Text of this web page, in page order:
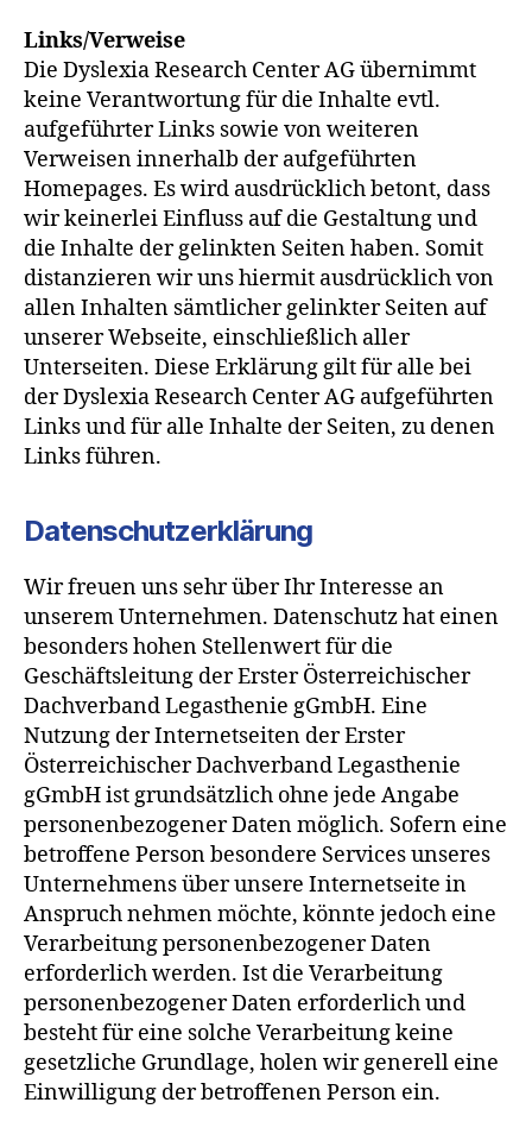
Links/Verweise
Die Dyslexia Research Center AG übernimmt
keine Verantwortung für die Inhalte evtl.
aufgeführter Links sowie von weiteren
Verweisen innerhalb der aufgeführten
Homepages. Es wird ausdrücklich betont, dass
wir keinerlei Einfluss auf die Gestaltung und
die Inhalte der gelinkten Seiten haben. Somit
distanzieren wir uns hiermit ausdrücklich von
allen Inhalten sämtlicher gelinkter Seiten auf
unserer Webseite, einschließlich aller
Unterseiten. Diese Erklärung gilt für alle bei
der Dyslexia Research Center AG aufgeführten
Links und für alle Inhalte der Seiten, zu denen
Links führen.
Datenschutzerklärung
Wir freuen uns sehr über Ihr Interesse an
unserem Unternehmen. Datenschutz hat einen
besonders hohen Stellenwert für die
Geschäftsleitung der Erster Österreichischer
Dachverband Legasthenie gGmbH. Eine
Nutzung der Internetseiten der Erster
Österreichischer Dachverband Legasthenie
gGmbH ist grundsätzlich ohne jede Angabe
personenbezogener Daten möglich. Sofern eine
betroffene Person besondere Services unseres
Unternehmens über unsere Internetseite in
Anspruch nehmen möchte, könnte jedoch eine
Verarbeitung personenbezogener Daten
erforderlich werden. Ist die Verarbeitung
personenbezogener Daten erforderlich und
besteht für eine solche Verarbeitung keine
gesetzliche Grundlage, holen wir generell eine
Einwilligung der betroffenen Person ein.